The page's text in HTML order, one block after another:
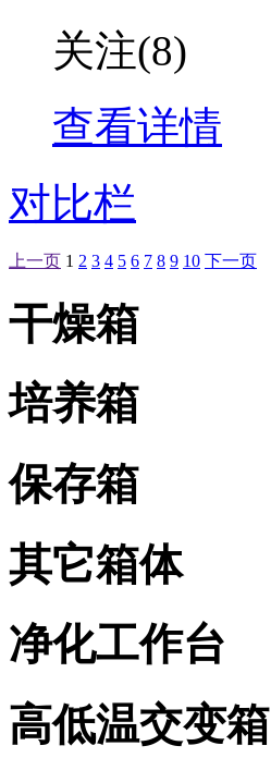
关注(8)
查看详情
对比栏
上一页 1 2 3 4 5 6 7 8 9 10 下一页
干燥箱
培养箱
保存箱
其它箱体
净化工作台
高低温交变箱